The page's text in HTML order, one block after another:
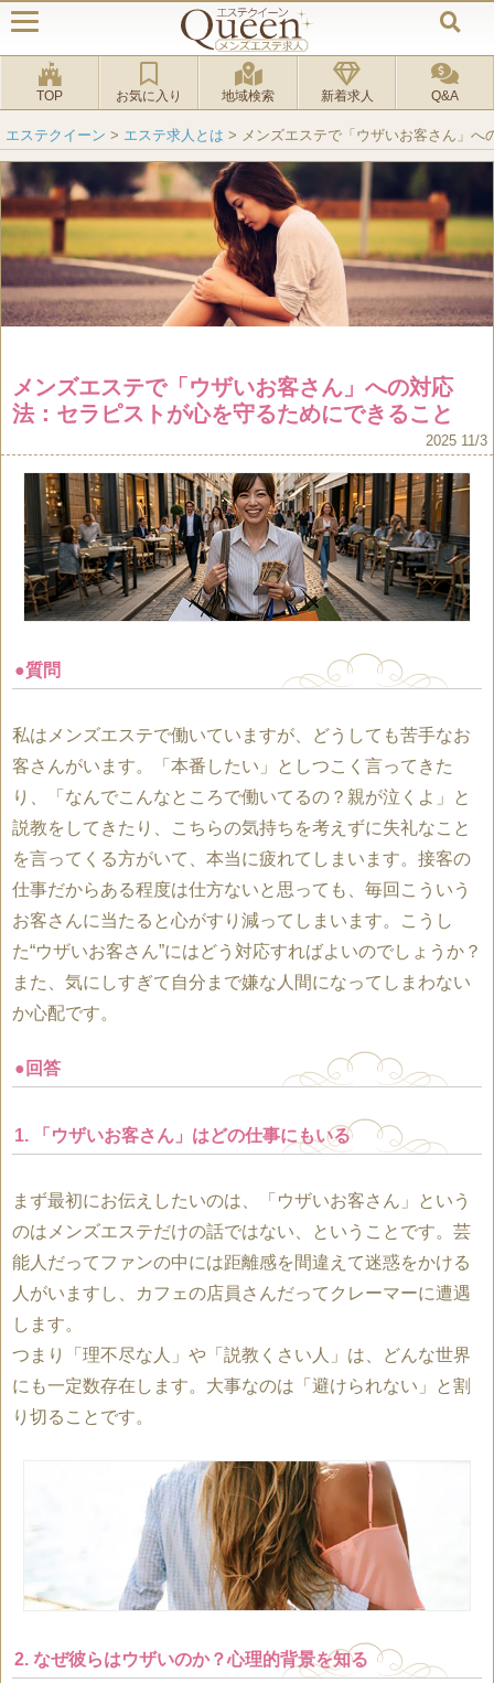
TOP お気に入り 地域検索 新着求人 Q&A
エステクイーン > エステ求人とは > メンズエステで「ウザいお客さん」
メンズエステで「ウザいお客さん」への対応
法：セラピストが心を守るためにできること
2025 11/3
●質問
私はメンズエステで働いていますが、どうしても苦手なお
客さんがいます。「本番したい」としつこく言ってきた
り、「なんでこんなところで働いてるの？親が泣くよ」と
説教をしてきたり、こちらの気持ちを考えずに失礼なこと
を言ってくる方がいて、本当に疲れてしまいます。接客の
仕事だからある程度は仕方ないと思っても、毎回こういう
お客さんに当たると心がすり減ってしまいます。こうし
た“ウザいお客さん”にはどう対応すればよいのでしょうか？
また、気にしすぎて自分まで嫌な人間になってしまわない
か心配です。
●回答
1. 「ウザいお客さん」はどの仕事にもいる
まず最初にお伝えしたいのは、「ウザいお客さん」という
のはメンズエステだけの話ではない、ということです。芸
能人だってファンの中には距離感を間違えて迷惑をかける
人がいますし、カフェの店員さんだってクレーマーに遭遇
します。
つまり「理不尽な人」や「説教くさい人」は、どんな世界
にも一定数存在します。大事なのは「避けられない」と割
り切ることです。
2. なぜ彼らはウザいのか？心理的背景を知る